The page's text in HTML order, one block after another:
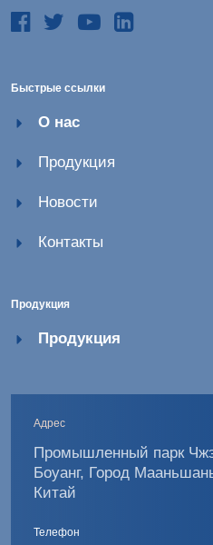
Быстрые ссылки
О нас
Продукция
Новости
Контакты
Продукция
Продукция
Адрес
Промышленный парк
Боуанг, Город
Китай
Телефон